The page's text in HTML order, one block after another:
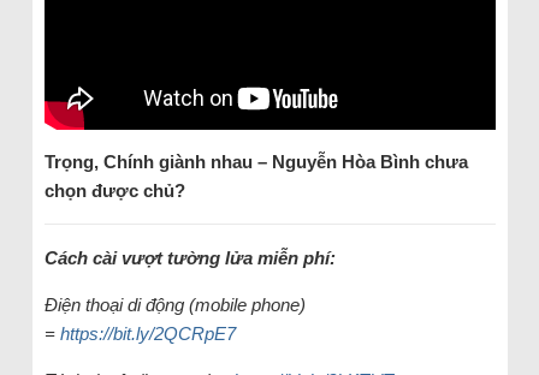
Trọng, Chính giành nhau – Nguyễn Hòa Bình chưa
chọn được chủ?
Cách cài vượt tường lửa miễn phí:
Điện thoại di động (mobile phone)
= https://bit.ly/2QCRpE7